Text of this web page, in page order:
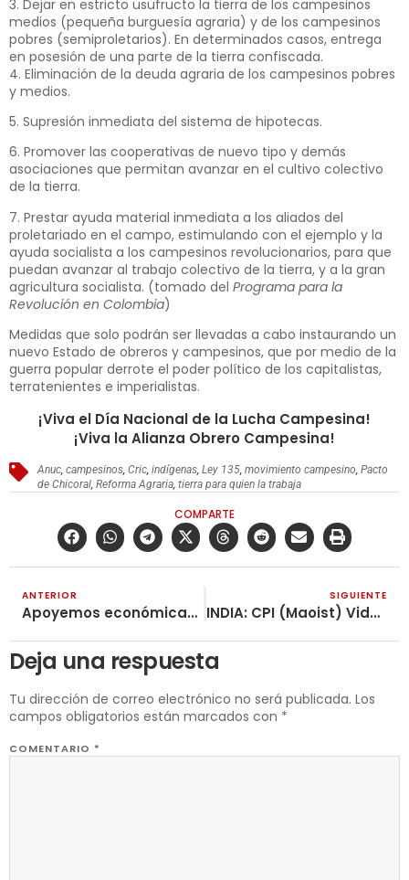
3. Dejar en estricto usufructo la tierra de los campesinos
medios (pequeña burguesía agraria) y de los campesinos
pobres (semiproletarios). En determinados casos, entrega
en posesión de una parte de la tierra confiscada.
4. Eliminación de la deuda agraria de los campesinos pobres
y medios.
5. Supresión inmediata del sistema de hipotecas.
6. Promover las cooperativas de nuevo tipo y demás
asociaciones que permitan avanzar en el cultivo colectivo
de la tierra.
7. Prestar ayuda material inmediata a los aliados del
proletariado en el campo, estimulando con el ejemplo y la
ayuda socialista a los campesinos revolucionarios, para que
puedan avanzar al trabajo colectivo de la tierra, y a la gran
agricultura socialista. (tomado del Programa para la
Revolución en Colombia)
Medidas que solo podrán ser llevadas a cabo instaurando un
nuevo Estado de obreros y campesinos, que por medio de la
guerra popular derrote el poder político de los capitalistas,
terratenientes e imperialistas.
¡Viva el Día Nacional de la Lucha Campesina!
¡Viva la Alianza Obrero Campesina!
Anuc ,campesinos ,Cric ,indígenas ,Ley 135 ,movimiento campesino ,Pacto
de Chicoral ,Reforma Agraria ,tierra para quien la trabaja
COMPARTE
ANTERIOR
Apoyemos económicamente la impresión de Revolución Obrera 501
SIGUIENTE
INDIA: CPI (Maoist) Video con motivo de los 20 años Ejército Guerrillero Popular de Liberalción (PLGA)
Deja una respuesta
Tu dirección de correo electrónico no será publicada. Los
campos obligatorios están marcados con *
COMENTARIO *